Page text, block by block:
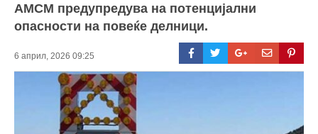
АМСМ предупредува на потенцијални
опасности на повеќе делници.
6 април, 2026 09:25